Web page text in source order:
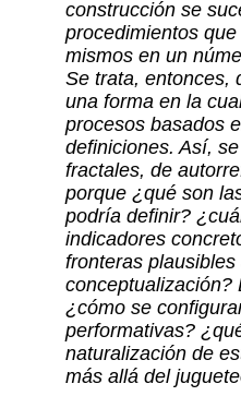
construcción se
procedimientos
mismos en un
Se trata, entonces,
una forma en la
procesos basados
definiciones. Así,
fractales, de
porque ¿qué son
podría definir?
indicadores
fronteras
conceptualización?
¿cómo se
performativas?
naturalización de
más allá del